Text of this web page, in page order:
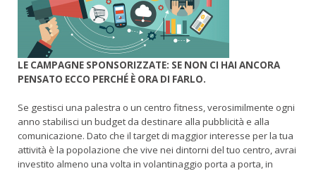
LE CAMPAGNE SPONSORIZZATE: SE NON CI HAI ANCORA
PENSATO ECCO PERCHÉ È ORA DI FARLO.
Se gestisci una palestra o un centro fitness, verosimilmente ogni
anno stabilisci un budget da destinare alla pubblicità e alla
comunicazione. Dato che il target di maggior interesse per la tua
attività è la popolazione che vive nei dintorni del tuo centro, avrai
investito almeno una volta in volantinaggio porta a porta, in